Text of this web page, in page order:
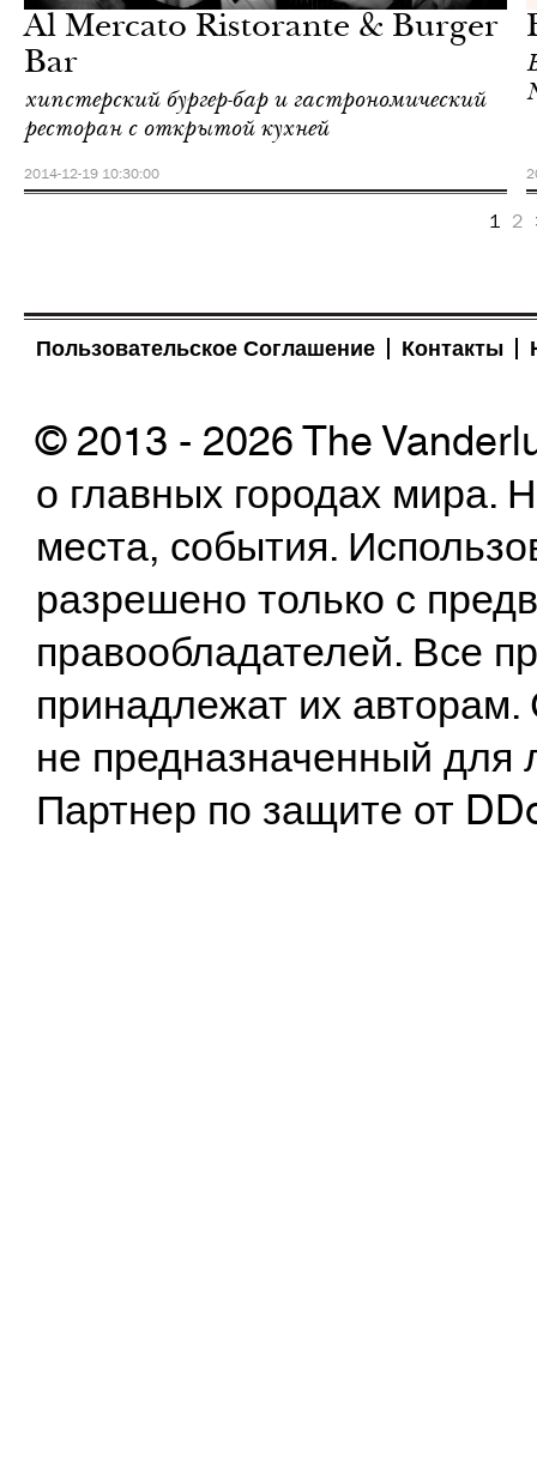
Al Mercato Ristorante & Burger
Bar
хипстерский бургер-бар и гастрономический
ресторан с открытой кухней
2014-12-19 10:30:00
1 2
Пользовательское Соглашение Контакты
© 2013 - 2026 The
о главных городах
места, события.
разрешено только с
правообладателей. Все
принадлежат их
не предназначенный
Партнер по защите от